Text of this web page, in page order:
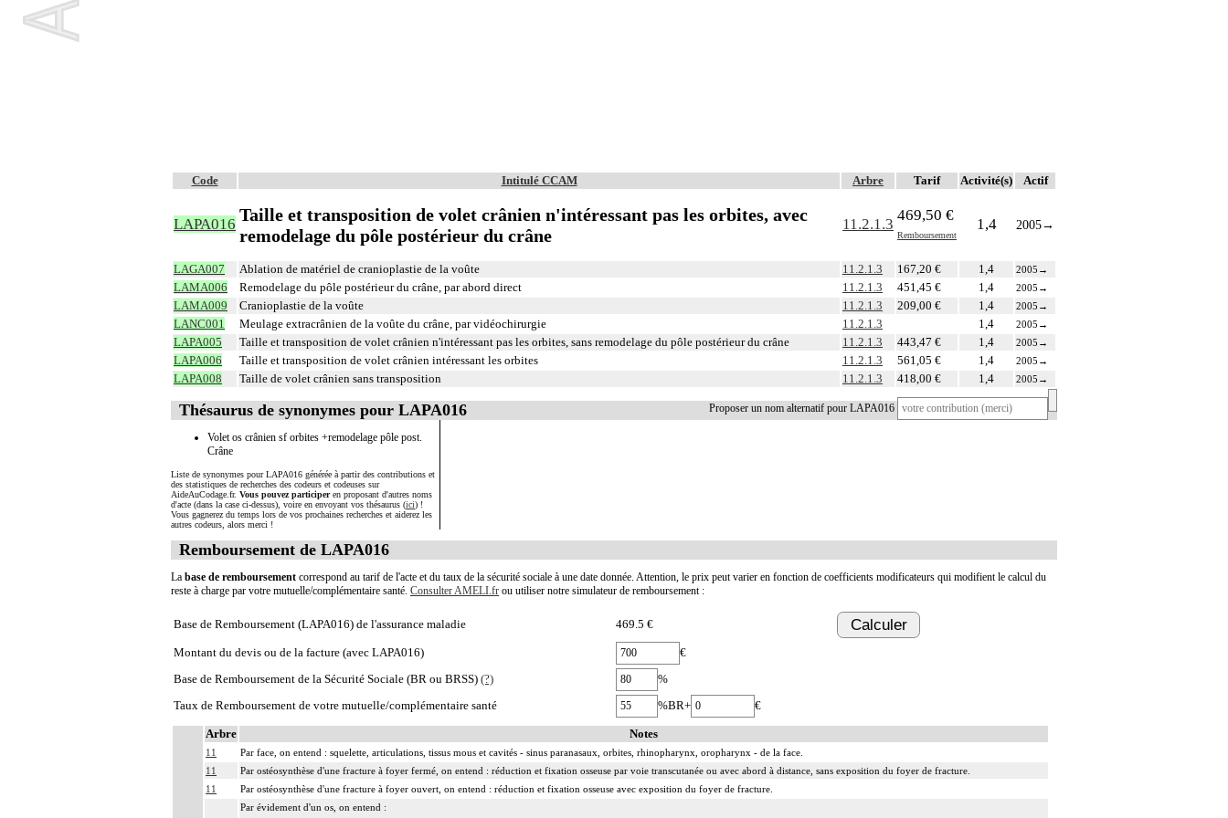
Code Intitulé CCAM Arbre Tarif Activité(s) Actif
LAPA016 Taille et transposition de volet crânien n'intéressant pas les orbites, avec
remodelage du pôle postérieur du crâne
11.2.1.3
469,50 €
Remboursement
1,4 2005→
LAGA007 Ablation de matériel de cranioplastie de la voûte 11.2.1.3 167,20 € 1,4 2005 →
LAMA006 Remodelage du pôle postérieur du crâne, par abord direct 11.2.1.3 451,45 € 1,4 2005 →
LAMA009 Cranioplastie de la voûte 11.2.1.3 209,00 € 1,4 2005 →
LANC001 Meulage extracrânien de la voûte du crâne, par vidéochirurgie 11.2.1.3 1,4 2005 →
LAPA005 Taille et transposition de volet crânien n'intéressant pas les orbites, sans remodelage du pôle postérieur du crâne 11.2.1.3 443,47 € 1,4 2005 →
LAPA006 Taille et transposition de volet crânien intéressant les orbites 11.2.1.3 561,05 € 1,4 2005 →
LAPA008 Taille de volet crânien sans transposition 11.2.1.3 418,00 € 1,4 2005 →
Proposer un nom alternatif pour LAPA016
Thésaurus de synonymes pour LAPA016
Volet os crânien sf orbites +remodelage pôle post.
Crâne
Liste de synonymes pour LAPA016 générée à partir des contributions et
des statistiques de recherches des codeurs et codeuses sur
AideAuCodage.fr. Vous pouvez participeren proposant d'autres noms
d'acte (dans la case ci-dessus), voire en envoyant vos thésaurus (ici) !
Vous gagnerez du temps lors de vos prochaines recherches et aiderez les
autres codeurs, alors merci !
Remboursement de LAPA016
La base de remboursement correspond au tarif de l'acte et du taux de la sécurité sociale à une date donnée. Attention, le prix peut varier en fonction de coefficients modificateurs qui modifient le calcul du
reste à charge par votre mutuelle/complémentaire santé. Consulter AMELI.fr ou utiliser notre simulateur de remboursement :
Base de Remboursement (LAPA016) de l'assurance maladie 469.5 € Calculer
Montant du devis ou de la facture (avec LAPA016)
€
Base de Remboursement de la Sécurité Sociale (BR ou BRSS) (?)
%
Taux de Remboursement de votre mutuelle/complémentaire santé
%BR+ €
Arbre Notes
11
Par face, on entend : squelette, articulations, tissus mous et cavités - sinus paranasaux, orbites, rhinopharynx, oropharynx - de la face.
11
Par ostéosynthèse d'une fracture à foyer fermé, on entend : réduction et fixation osseuse par voie transcutanée ou avec abord à distance, sans exposition du foyer de fracture.
11
Par ostéosynthèse d'une fracture à foyer ouvert, on entend : réduction et fixation osseuse avec exposition du foyer de fracture.
Par évidement d'un os, on entend :